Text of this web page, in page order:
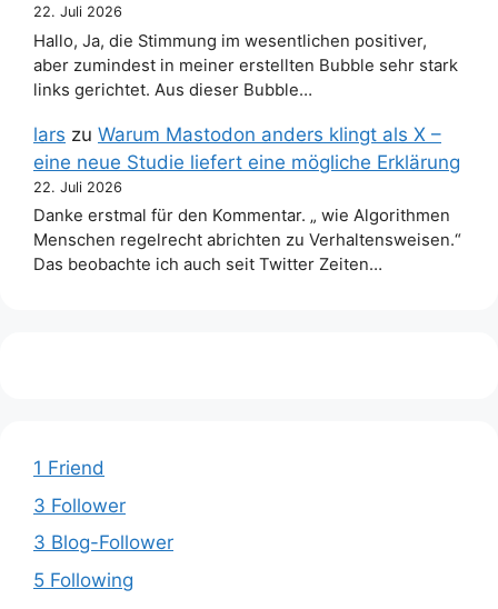
22. Juli 2026
Hallo, Ja, die Stimmung im wesentlichen positiver,
aber zumindest in meiner erstellten Bubble sehr stark
links gerichtet. Aus dieser Bubble…
lars zu Warum Mastodon anders klingt als X –
eine neue Studie liefert eine mögliche Erklärung
22. Juli 2026
Danke erstmal für den Kommentar. „ wie Algorithmen
Menschen regelrecht abrichten zu Verhaltensweisen.“
Das beobachte ich auch seit Twitter Zeiten…
1 Friend
3 Follower
3 Blog-Follower
5 Following